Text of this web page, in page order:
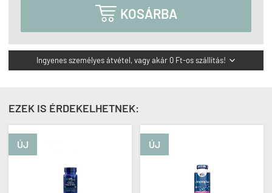
 KOSÁRBA
Ingyenes személyes átvétel, vagy akár 0 Ft-os szállítás! 
EZEK IS ÉRDEKELHETNEK: